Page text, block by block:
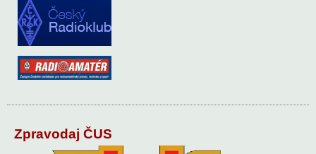
Zpravodaj ČUS